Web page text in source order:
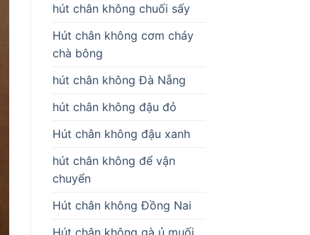
hút chân không chuối sấy
Hút chân không cơm cháy
chà bông
hút chân không Đà Nẵng
hút chân không đậu đỏ
Hút chân không đậu xanh
hút chân không để vận
chuyển
Hút chân không Đồng Nai
Hút chân không gà ủ muối